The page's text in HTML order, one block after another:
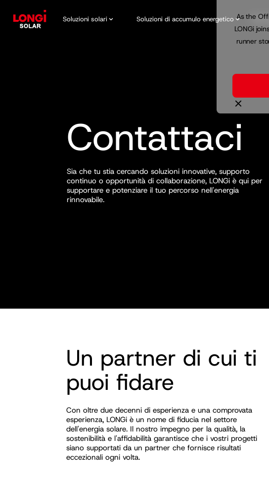
Soluzioni solari Soluzioni di accumulo energetico Per i
As the
LONGi
runner
Contattaci
Sia che tu stia cercando soluzioni innovative, supporto
continuo o opportunità di collaborazione, LONGi è qui per
supportare e potenziare il tuo percorso nell'energia
rinnovabile.
Un partner di cui ti
puoi fidare
Con oltre due decenni di esperienza e una comprovata
esperienza, LONGi è un nome di fiducia nel settore
dell'energia solare. Il nostro impegno per la qualità, la
sostenibilità e l'affidabilità garantisce che i vostri progetti
siano supportati da un partner che fornisce risultati
eccezionali ogni volta.